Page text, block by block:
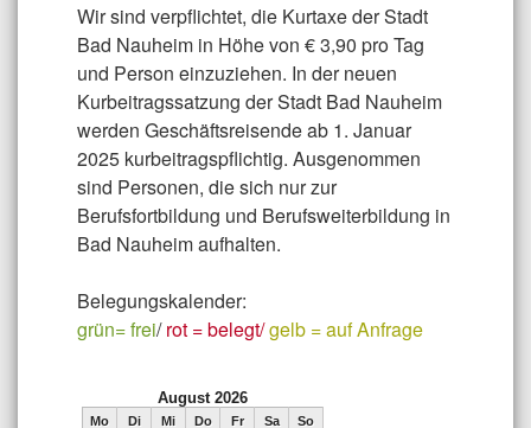
Wir sind verpflichtet, die Kurtaxe der Stadt
Bad Nauheim in Höhe von € 3,90 pro Tag
und Person einzuziehen. In der neuen
Kurbeitragssatzung der Stadt Bad Nauheim
werden Geschäftsreisende ab 1. Januar
2025 kurbeitragspflichtig. Ausgenommen
sind Personen, die sich nur zur
Berufsfortbildung und Berufsweiterbildung in
Bad Nauheim aufhalten.
Belegungskalender:
grün= frei/rot = belegt/gelb = auf Anfrage